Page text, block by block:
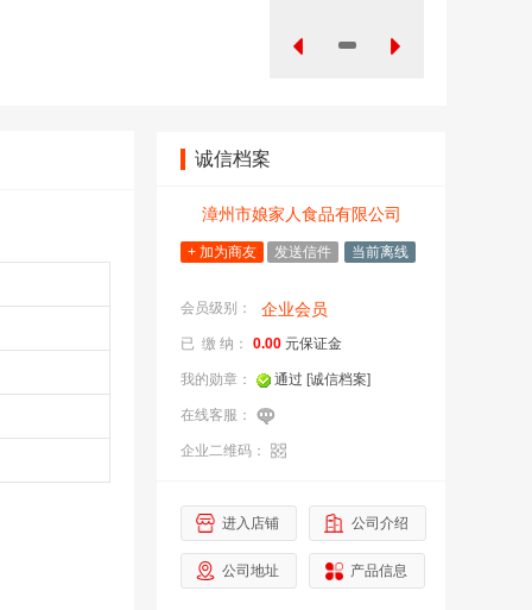
诚信档案
漳州市娘家人食品有限公司
+ 加为商友 发送信件 当前离线
会员级别： 企业会员
已 缴 纳： 0.00 元保证金
我的勋章： 通过 [诚信档案]
在线客服：
企业二维码：
企
进入店铺 公司介绍
公司地址 产品信息